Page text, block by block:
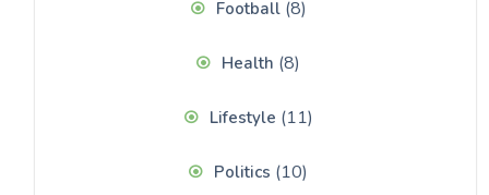
Football(8)
Health (8)
Lifestyle (11)
Politics (10)